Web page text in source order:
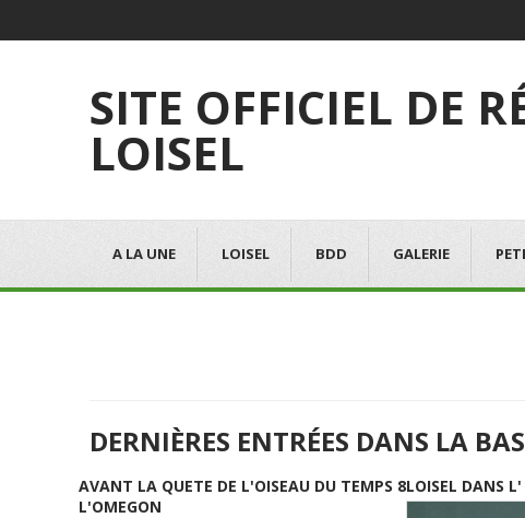
SITE OFFICIEL DE
LOISEL
A LA UNE LOISEL BDD GALERIE
DERNIÈRES ENTRÉES DANS LA
AVANT LA QUETE DE L'OISEAU DU TEMPS 8
L'OMEGON
LOISEL DANS